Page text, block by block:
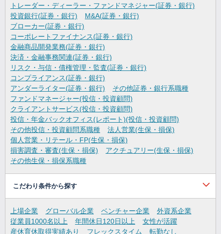
トレーダー・ディーラー・ファンドマネジャー(証券・銀行)
投資銀行(証券・銀行)
M&A(証券・銀行)
ブローカー(証券・銀行)
コーポレートファイナンス(証券・銀行)
金融商品開発業務(証券・銀行)
決済・金融事務関連(証券・銀行)
リスク・与信・債権管理・監査(証券・銀行)
コンプライアンス(証券・銀行)
アンダーライター(証券・銀行)
その他証券・銀行系職種
ファンドマネージャー(投信・投資顧問)
クライアントサービス(投信・投資顧問)
投信・年金バックオフィス(レポート)(投信・投資顧問)
その他投信・投資顧問系職種
法人営業(生保・損保)
個人営業・リテール・FP(生保・損保)
損害調査・審査(生保・損保)
アクチュアリー(生保・損保)
その他生保・損保系職種
こだわり条件から探す
上場企業 グローバル企業 ベンチャー企業
外資系企業
従業員1000名以上
年間休日120日以上
女性が活躍
産休育休取得実績あり
フレックスタイム
転勤なし